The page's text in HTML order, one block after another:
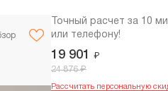
Точный расчет за 10
или телефону!
19 901 ₽
24 876₽
Рассчитать персональную